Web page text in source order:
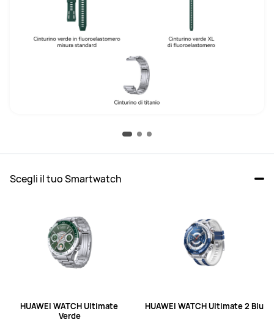
Scegli il tuo Smartwatch
HUAWEI WATCH Ultimate
Verde
HUAWEI WATCH Ultimate 2 Blu